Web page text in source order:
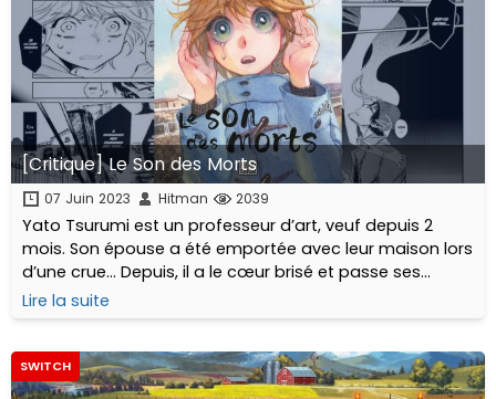
[Critique] Le Son des Morts
07 Juin 2023 Hitman 2039
Yato Tsurumi est un professeur d’art, veuf depuis 2
mois. Son épouse a été emportée avec leur maison lors
d’une crue… Depuis, il a le cœur brisé et passe ses
journées à déprimer, et son aptitude à voir les lieux
disparus ne l’aide pas
Lire la suite
SWITCH